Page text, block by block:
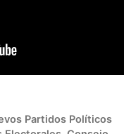
Partidos Políticos